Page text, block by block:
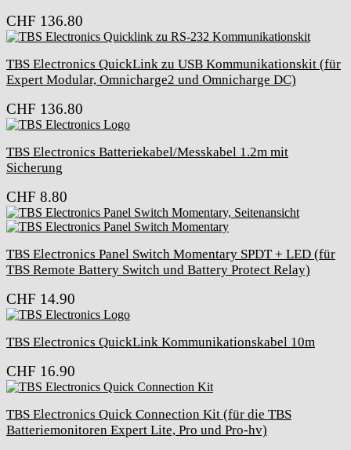
CHF 136.80
TBS Electronics QuickLink zu USB Kommunikationskit (für
Expert Modular, Omnicharge2 und Omnicharge DC)
CHF 136.80
TBS Electronics Batteriekabel/Messkabel 1.2m mit
Sicherung
CHF 8.80
TBS Electronics Panel Switch Momentary SPDT + LED (für
TBS Remote Battery Switch und Battery Protect Relay)
CHF 14.90
TBS Electronics QuickLink Kommunikationskabel 10m
CHF 16.90
TBS Electronics Quick Connection Kit (für die TBS
Batteriemonitoren Expert Lite, Pro und Pro-hv)